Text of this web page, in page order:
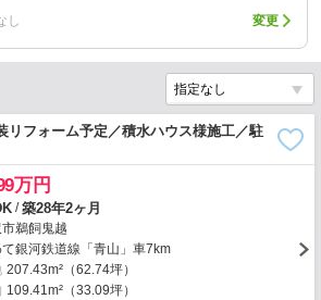
し 変更
リフォーム予定／積水ハウス様施工／駐
万円
/築28年2ヶ月
鵜飼鬼越
て銀河鉄道線「青山」車7km
207.43m²（62.74坪）
109.41m²（33.09坪）